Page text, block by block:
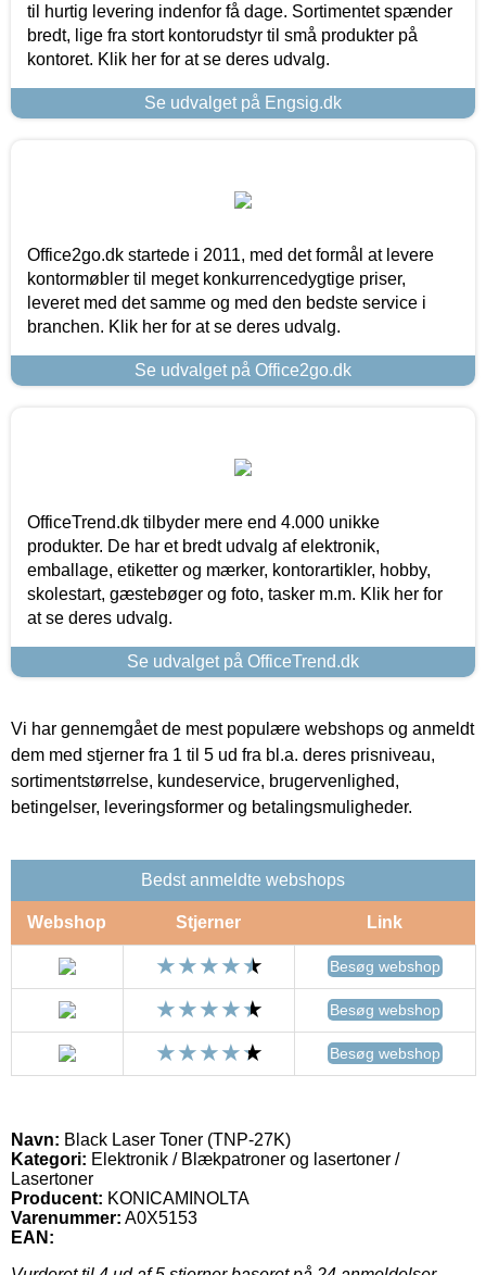
til hurtig levering indenfor få dage. Sortimentet spænder
bredt, lige fra stort kontorudstyr til små produkter på
kontoret. Klik her for at se deres udvalg.
Se udvalget på Engsig.dk
Office2go.dk startede i 2011, med det formål at levere
kontormøbler til meget konkurrencedygtige priser,
leveret med det samme og med den bedste service i
branchen. Klik her for at se deres udvalg.
Se udvalget på Office2go.dk
OfficeTrend.dk tilbyder mere end 4.000 unikke
produkter. De har et bredt udvalg af elektronik,
emballage, etiketter og mærker, kontorartikler, hobby,
skolestart, gæstebøger og foto, tasker m.m. Klik her for
at se deres udvalg.
Se udvalget på OfficeTrend.dk
Vi har gennemgået de mest populære webshops og anmeldt
dem med stjerner fra 1 til 5 ud fra bl.a. deres prisniveau,
sortimentstørrelse, kundeservice, brugervenlighed,
betingelser, leveringsformer og betalingsmuligheder.
Bedst anmeldte webshops
Webshop Stjerner Link
Besøg webshop
Besøg webshop
Besøg webshop
Navn: Black Laser Toner (TNP-27K)
Kategori: Elektronik / Blækpatroner og lasertoner /
Lasertoner
Producent: KONICAMINOLTA
Varenummer: A0X5153
EAN: